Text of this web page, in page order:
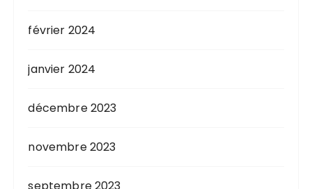
février 2024
janvier 2024
décembre 2023
novembre 2023
septembre 2023